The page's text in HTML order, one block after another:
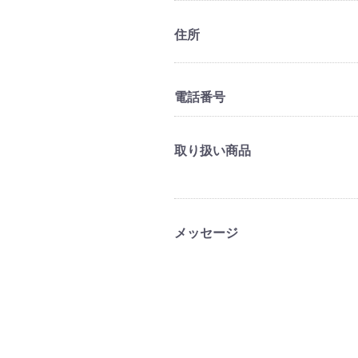
住所
電話番号
取り扱い商品
メッセージ